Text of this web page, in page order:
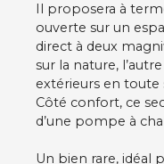
Il proposera à
ouverte sur un
direct à deux
sur la nature,
extérieurs en toute
Côté confort, ce
d’une pompe à
Un bien rare, idéal